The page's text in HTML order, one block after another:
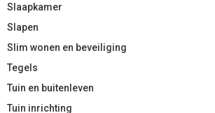
Slaapkamer
Slapen
Slim wonen en beveiliging
Tegels
Tuin en buitenleven
Tuin inrichting